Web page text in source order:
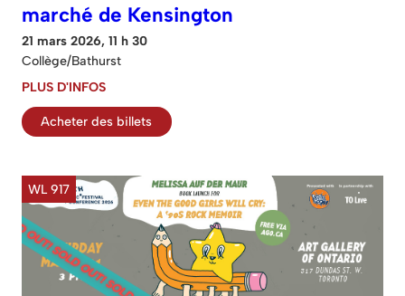
marché de Kensington
21 mars 2026, 11 h 30
Collège/Bathurst
PLUS D'INFOS
Acheter des billets
WL 917